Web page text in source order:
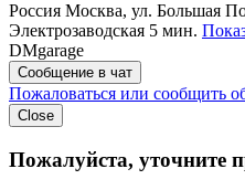
Россия Москва, ул. Большая
Электрозаводская 5 мин.
DMgarage
Сообщение в чат
Пожаловаться или сообщить
Close
Пожалуйста, уточните